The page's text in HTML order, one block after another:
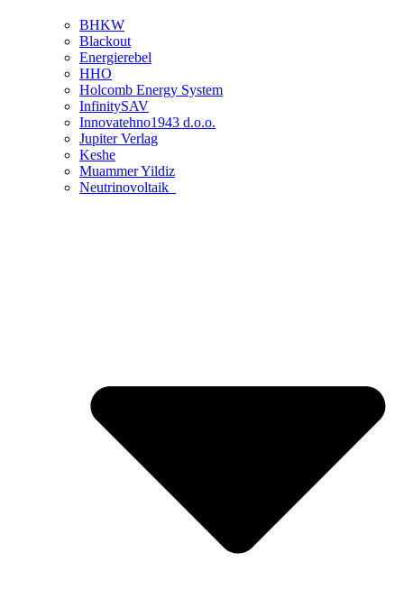
BHKW
Blackout
Energierebel
HHO
Holcomb Energy System
InfinitySAV
Innovatehno1943 d.o.o.
Jupiter Verlag
Keshe
Muammer Yildiz
Neutrinovoltaik